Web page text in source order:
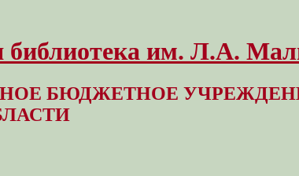
библиотека им. Л.А.
БЮДЖЕТНОЕ